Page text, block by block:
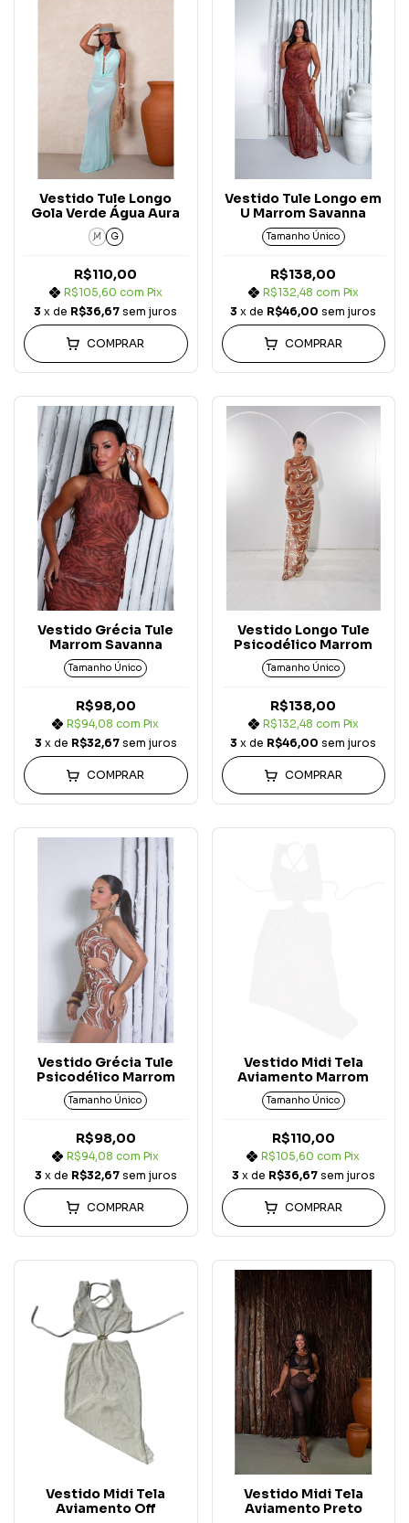
Vestido Tule Longo
Gola Verde Água Aura
M G
R$110,00
R$105,60 com Pix
3 x de R$36,67 sem juros
COMPRAR
Vestido Tule Longo em
U Marrom Savanna
Tamanho Único
R$138,00
R$132,48 com Pix
3 x de R$46,00 sem juros
COMPRAR
Vestido Grécia Tule
Marrom Savanna
Tamanho Único
R$98,00
R$94,08com Pix
3 x de R$32,67 sem juros
COMPRAR
Vestido Longo Tule
Psicodélico Marrom
Tamanho Único
R$138,00
R$132,48 com Pix
3 x de R$46,00 sem juros
COMPRAR
Vestido Grécia Tule
Psicodélico Marrom
Tamanho Único
R$98,00
R$94,08com Pix
3 x de R$32,67 sem juros
COMPRAR
Vestido Midi Tela
Aviamento Marrom
Tamanho Único
R$110,00
R$105,60com Pix
3 x de R$36,67 sem juros
COMPRAR
Vestido Midi Tela
Aviamento Off
Vestido Midi Tela
Aviamento Preto